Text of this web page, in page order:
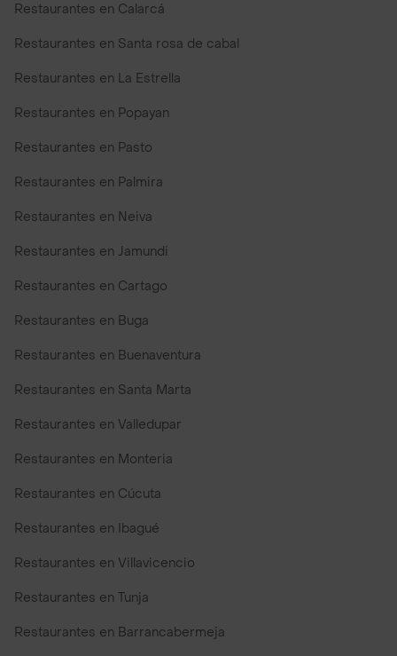
Restaurantes en Calarcá
Restaurantes en Santa rosa de cabal
Restaurantes en La Estrella
Restaurantes en Popayan
Restaurantes en Pasto
Restaurantes en Palmira
Restaurantes en Neiva
Restaurantes en Jamundi
Restaurantes en Cartago
Restaurantes en Buga
Restaurantes en Buenaventura
Restaurantes en Santa Marta
Restaurantes en Valledupar
Restaurantes en Monteria
Restaurantes en Cúcuta
Restaurantes en Ibagué
Restaurantes en Villavicencio
Restaurantes en Tunja
Restaurantes en Barrancabermeja